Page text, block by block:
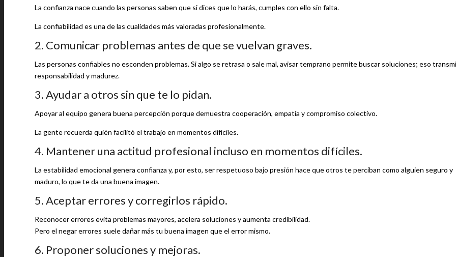
La confianza nace cuando las personas saben que si dices que lo harás, cumples con ello sin falta.
La confiabilidad es una de las cualidades más valoradas profesionalmente.
2. Comunicar problemas antes de que se vuelvan graves.
Las personas confiables no esconden problemas. Si algo se retrasa o sale mal, avisar temprano permite buscar soluciones; eso
responsabilidad y madurez.
3. Ayudar a otros sin que te lo pidan.
Apoyar al equipo genera buena percepción porque demuestra cooperación, empatía y compromiso colectivo.
La gente recuerda quién facilitó el trabajo en momentos difíciles.
4. Mantener una actitud profesional incluso en momentos difíciles.
La estabilidad emocional genera confianza y, por esto, ser respetuoso bajo presión hace que otros te perciban como alguien seguro y
maduro, lo que te da una buena imagen.
5. Aceptar errores y corregirlos rápido.
Reconocer errores evita problemas mayores, acelera soluciones y aumenta credibilidad.
Pero el negar errores suele dañar más tu buena imagen que el error mismo.
6. Proponer soluciones y mejoras.